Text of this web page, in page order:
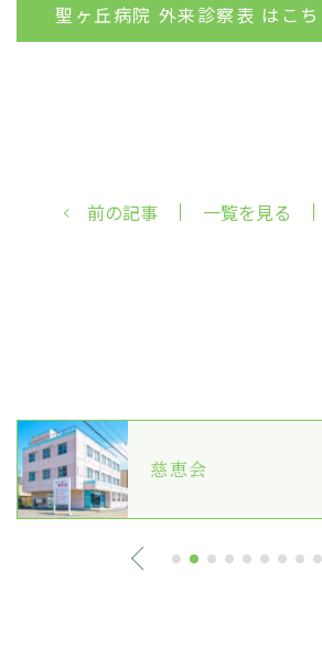
聖ヶ丘病院 外来診察表 はこち
前の記事 一覧を見る
慈恵会